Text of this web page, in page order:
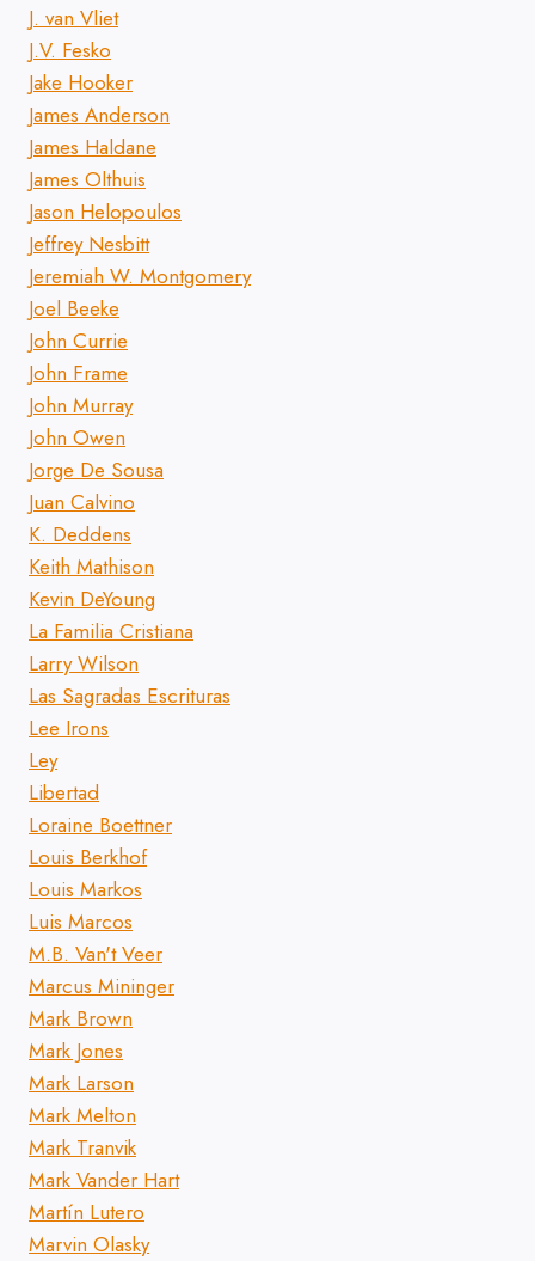
J. van Vliet
J.V. Fesko
Jake Hooker
James Anderson
James Haldane
James Olthuis
Jason Helopoulos
Jeffrey Nesbitt
Jeremiah W. Montgomery
Joel Beeke
John Currie
John Frame
John Murray
John Owen
Jorge De Sousa
Juan Calvino
K. Deddens
Keith Mathison
Kevin DeYoung
La Familia Cristiana
Larry Wilson
Las Sagradas Escrituras
Lee Irons
Ley
Libertad
Loraine Boettner
Louis Berkhof
Louis Markos
Luis Marcos
M.B. Van't Veer
Marcus Mininger
Mark Brown
Mark Jones
Mark Larson
Mark Melton
Mark Tranvik
Mark Vander Hart
Martín Lutero
Marvin Olasky